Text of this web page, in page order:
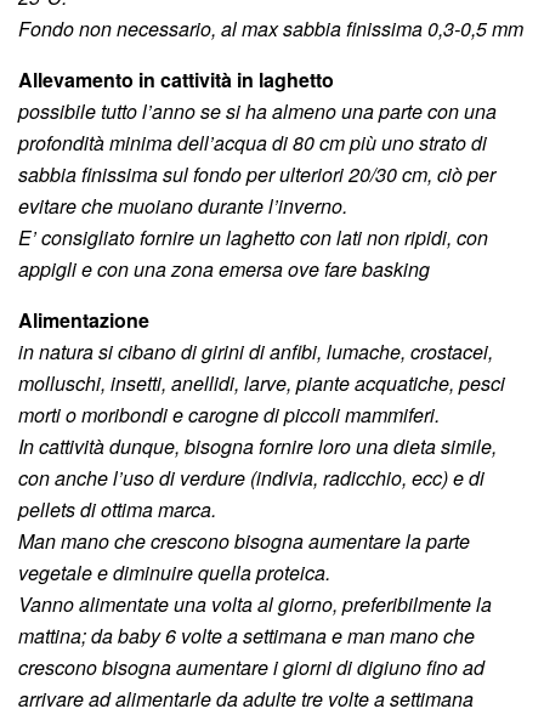
Fondo non necessario, al max sabbia finissima 0,3-0,5 mm
Allevamento in cattività in laghetto
possibile tutto l’anno se si ha almeno una parte con una
profondità minima dell’acqua di 80 cm più uno strato di
sabbia finissima sul fondo per ulteriori 20/30 cm, ciò per
evitare che muoiano durante l’inverno.
E’ consigliato fornire un laghetto con lati non ripidi, con
appigli e con una zona emersa ove fare basking
Alimentazione
in natura si cibano di girini di anfibi, lumache, crostacei,
molluschi, insetti, anellidi, larve, piante acquatiche, pesci
morti o moribondi e carogne di piccoli mammiferi.
In cattività dunque, bisogna fornire loro una dieta simile,
con anche l’uso di verdure (indivia, radicchio, ecc) e di
pellets di ottima marca.
Man mano che crescono bisogna aumentare la parte
vegetale e diminuire quella proteica.
Vanno alimentate una volta al giorno, preferibilmente la
mattina; da baby 6 volte a settimana e man mano che
crescono bisogna aumentare i giorni di digiuno fino ad
arrivare ad alimentarle da adulte tre volte a settimana